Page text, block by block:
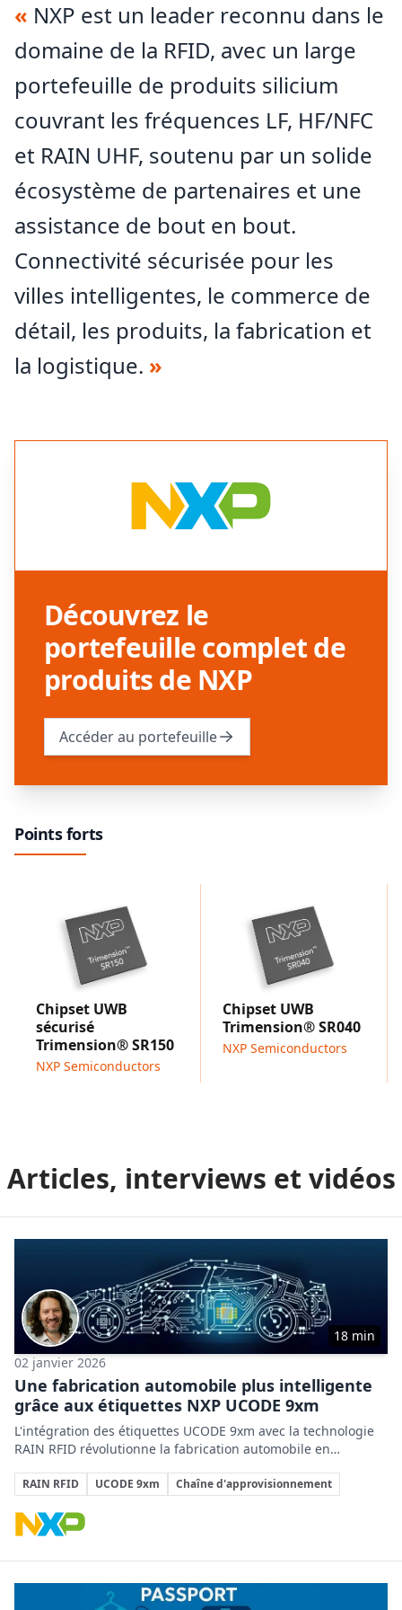
permet de prendre en charge des cas d'utilisation tels
que la maintenance prédictive, la vision par ordinateur,
le contrôle vocal, la détection d'anomalies et les
expériences IoT contextuelles, tout en contribuant à
maintenir une faible latence et à conserver les
données au niveau local.
Pôle de compétences sécurisé et sans contact en
Autriche
NXP Semiconductors Austria GmbHest un centre
sans contact. Le site de Gratkorn (près de Graz)
soutient des activités mondiales couvrant la R&D, la
gestion des produits, le marketing et le support
applicatif, et joue un rôle central dans l'avancement de
la feuille de route de NXP pour les systèmes
d'identification sans contact sécurisés dans le monde
entier.
« NXP est un leader reconnu dans le
domaine de la RFID, avec un large
portefeuille de produits silicium
couvrant les fréquences LF, HF/NFC
et RAIN UHF, soutenu par un solide
écosystème de partenaires et une
assistance de bout en bout.
Connectivité sécurisée pour les
villes intelligentes, le commerce de
détail, les produits, la fabrication et
la logistique. »
Découvrez le
portefeuille complet de
produits de NXP
Accéder au portefeuille
Points forts
Chipset UWB
sécurisé
Trimension® SR150
NXP Semiconductors
Chipset UWB
Trimension® SR040
NXP Semiconductors
Articles, interviews et vidéos
18 min
02 janvier 2026
Une fabrication automobile plus intelligente
grâce aux étiquettes NXP UCODE 9xm
L'intégration des étiquettes UCODE 9xm avec la technologie
RAIN RFID révolutionne la fabrication automobile en
et la gestion de la chaîne d'approvisionnement.
Sujets clés
RAIN RFID UCODE 9xm Chaîne d'approvisionnement
Entreprises impliquées